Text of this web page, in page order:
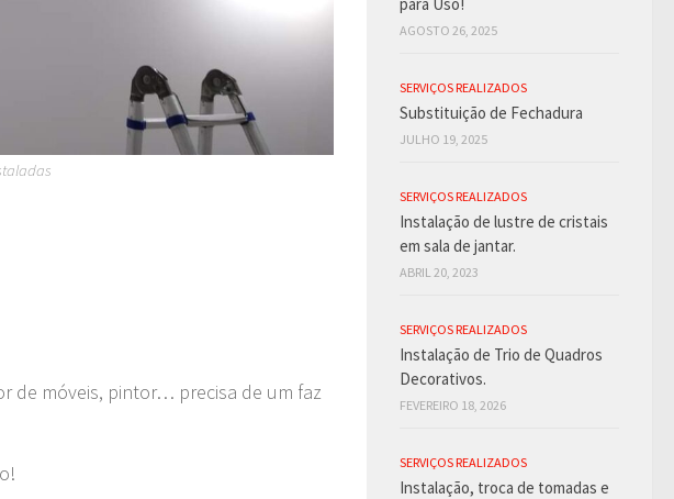
de móveis, pintor… precisa de um faz
AGOSTO 26, 2025
SERVIÇOS REALIZADOS
Substituição de Fechadura
JULHO 19, 2025
SERVIÇOS REALIZADOS
Instalação de lustre de cristais
em sala de jantar.
ABRIL 20, 2023
SERVIÇOS REALIZADOS
Instalação de Trio de Quadros
Decorativos.
FEVEREIRO 18, 2026
SERVIÇOS REALIZADOS
Instalação, troca de tomadas e